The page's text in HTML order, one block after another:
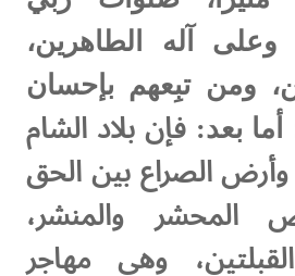
وعلى آله الطاهرين،
ومن تبِعهم بإحسان
أما بعد: فإن بلاد الشام
الصراع بين الحق
المحشر والمنشر،
وهي مهاجر